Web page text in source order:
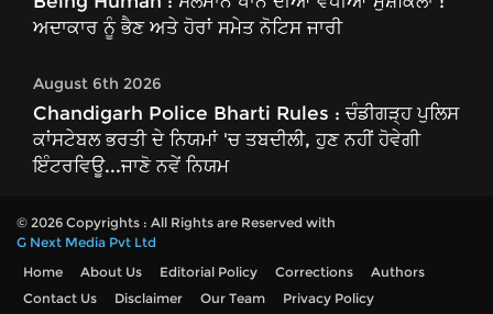
ਅਦਾਕਾਰ ਨੂੰ ਭੈਣ ਅਤੇ ਹੋਰਾਂ ਸਮੇਤ ਨੋਟਿਸ ਜਾਰੀ
August 6th 2026
Chandigarh Police Bharti Rules : ਚੰਡੀਗੜ੍ਹ ਪੁਲਿਸ
ਕਾਂਸਟੇਬਲ ਭਰਤੀ ਦੇ ਨਿਯਮਾਂ 'ਚ ਤਬਦੀਲੀ, ਹੁਣ ਨਹੀਂ ਹੋਵੇਗੀ
ਇੰਟਰਵਿਊ...ਜਾਣੋ ਨਵੇਂ ਨਿਯਮ
© 2026 Copyrights : All Rights are Reserved with
G Next Media Pvt Ltd
Home
About Us Editorial Policy Corrections
Authors
Contact Us
Disclaimer Our Team Privacy Policy